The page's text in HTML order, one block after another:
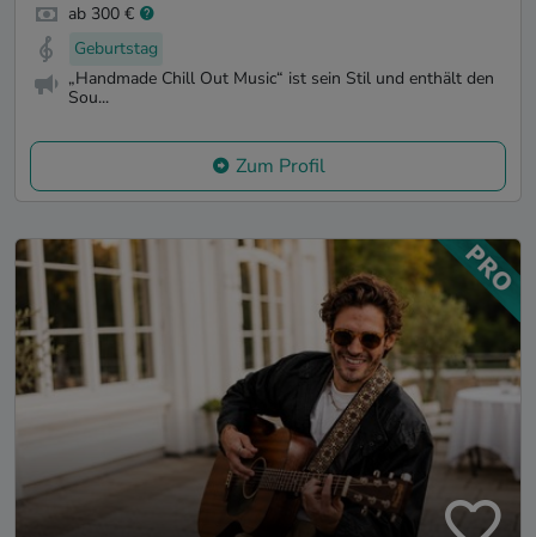
ab 300 €
Geburtstag
„Handmade Chill Out Music“ ist sein Stil und enthält den
Sou...
Zum Profil